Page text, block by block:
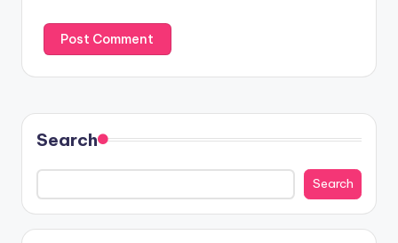
Search
Search